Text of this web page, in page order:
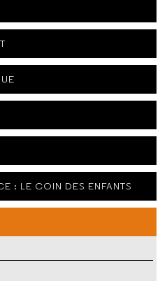
: LE COIN DES ENFANTS